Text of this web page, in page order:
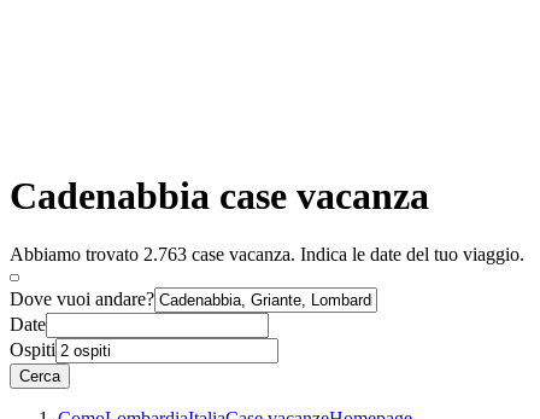
Cadenabbia case vacanza
Abbiamo trovato 2.763 case vacanza. Indica le date del tuo viaggio.
Dove vuoi andare?
Date
Ospiti
Cerca